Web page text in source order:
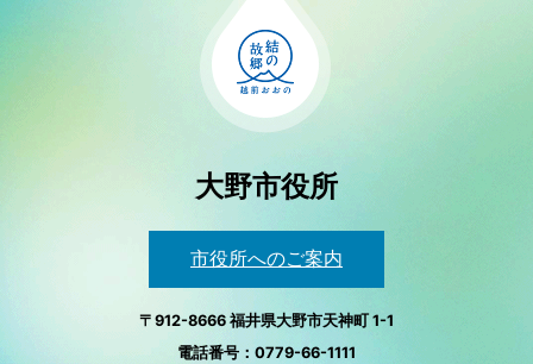
大野市役所
市役所へのご案内
〒912-8666 福井県大野市天神町 1-1
電話番号：0779-66-1111